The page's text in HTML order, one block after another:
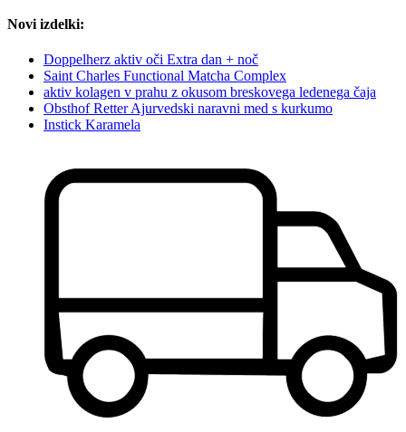
Novi izdelki:
Doppelherz aktiv oči Extra dan + noč
Saint Charles Functional Matcha Complex
aktiv kolagen v prahu z okusom breskovega ledenega čaja
Obsthof Retter Ajurvedski naravni med s kurkumo
Instick Karamela